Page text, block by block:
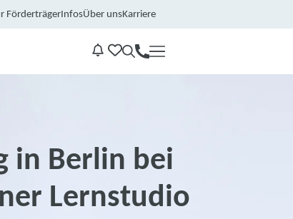
FörderträgerInfosÜber unsKarriere
Kontakt
in Berlin bei
Lernstudio